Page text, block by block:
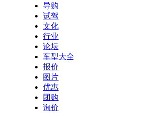
导购
试驾
文化
行业
论坛
车型大全
报价
图片
优惠
团购
询价